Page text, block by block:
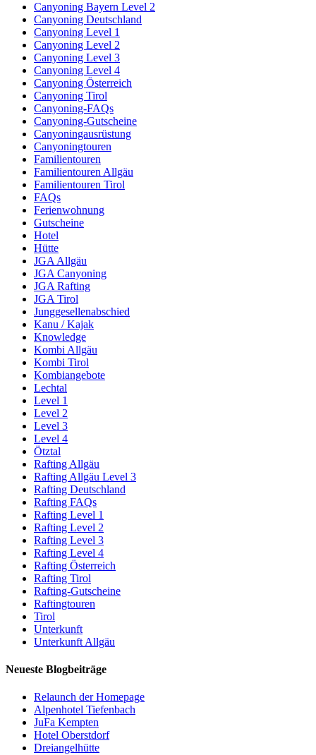
Canyoning Bayern Level 2
Canyoning Deutschland
Canyoning Level 1
Canyoning Level 2
Canyoning Level 3
Canyoning Level 4
Canyoning Österreich
Canyoning Tirol
Canyoning-FAQs
Canyoning-Gutscheine
Canyoningausrüstung
Canyoningtouren
Familientouren
Familientouren Allgäu
Familientouren Tirol
FAQs
Ferienwohnung
Gutscheine
Hotel
Hütte
JGA Allgäu
JGA Canyoning
JGA Rafting
JGA Tirol
Junggesellenabschied
Kanu / Kajak
Knowledge
Kombi Allgäu
Kombi Tirol
Kombiangebote
Lechtal
Level 1
Level 2
Level 3
Level 4
Ötztal
Rafting Allgäu
Rafting Allgäu Level 3
Rafting Deutschland
Rafting FAQs
Rafting Level 1
Rafting Level 2
Rafting Level 3
Rafting Level 4
Rafting Österreich
Rafting Tirol
Rafting-Gutscheine
Raftingtouren
Tirol
Unterkunft
Unterkunft Allgäu
Neueste Blogbeiträge
Relaunch der Homepage
Alpenhotel Tiefenbach
JuFa Kempten
Hotel Oberstdorf
Dreiangelhütte